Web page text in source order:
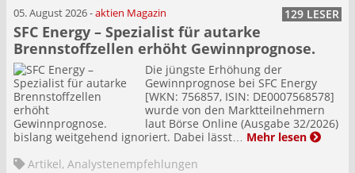
05. August 2026-aktien Magazin 129 LESER
SFC Energy – Spezialist für autarke
Brennstoffzellen erhöht Gewinnprognose.
Die jüngste Erhöhung der
Gewinnprognose bei SFC Energy
[WKN: 756857, ISIN: DE0007568578]
wurde von den Marktteilnehmern
laut Börse Online (Ausgabe 32/2026)
bislang weitgehend ignoriert. Dabei lässt… Mehr lesen
Artikel, Analystenempfehlungen